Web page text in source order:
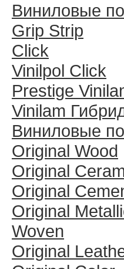
Виниловые
Grip Strip
Click
Vinilpol Click
Prestige
Vinilam
Виниловые
Original Wood
Original
Original
Original
Woven
Original